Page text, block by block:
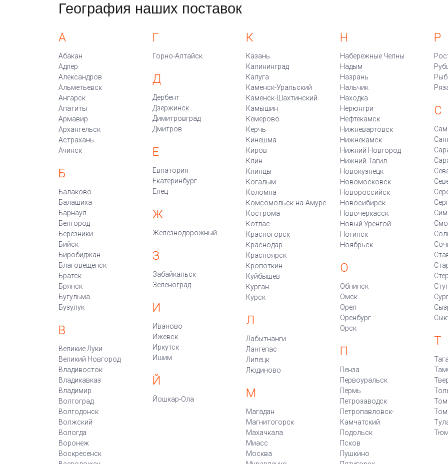
География наших поставок
А
Абакан
Адлер
Александров
Альметьевск
Ангарск
Апатиты
Армавир
Архангельск
Астрахань
Ачинск
Б
Балаково
Балашиха
Барнаул
Белгород
Березники
Бийск
Биробиджан
Благовещенск
Братск
Брянск
Бугульма
Бузулук
В
Великие Луки
Великий Новгород
Владивосток
Владикавказ
Владимир
Волгоград
Волгодонск
Волжский
Вологда
Воронеж
Воскресенск
Г
Горно-Алтайск
Д
Дербент
Дзержинск
Димитровград
Дмитров
Е
Евпатория
Екатеринбург
Елец
Ж
Железнодорожный
З
Забайкальск
Зеленоград
И
Иваново
Ижевск
Иркутск
Ишим
Й
Йошкар-Ола
К
Казань
Калининград
Калуга
Каменск-Уральский
Каменск-Шахтинский
Камышин
Кемерово
Керчь
Кинешма
Киров
Клин
Клинцы
Когалым
Коломна
Комсомольск-на-Амуре
Кострома
Котлас
Красногорск
Краснодар
Красноярск
Кропоткин
Куйбышев
Курган
Курск
Л
Лабытнанги
Лангепас
Липецк
Людиново
М
Магадан
Магнитогорск
Махачкала
Миасс
Москва
Н
Набережные Челны
Надым
Назрань
Нальчик
Находка
Нерюнгри
Нефтекамск
Нижневартовск
Нижнекамск
Нижний Новгород
Нижний Тагил
Новокузнецк
Новомосковск
Новороссийск
Новосибирск
Новочеркасск
Новый Уренгой
Ногинск
Ноябрьск
О
Обнинск
Омск
Орел
Оренбург
Орск
П
Пенза
Первоуральск
Пермь
Петрозаводск
Петропавловск-
Камчатский
Подольск
Псков
Пушкино
Р
С
Т